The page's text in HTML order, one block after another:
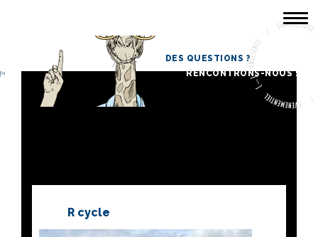
LA SOCIÉTÉ
R cycle
DES QUESTIONS ?
RENCONTRONS-NOUS !